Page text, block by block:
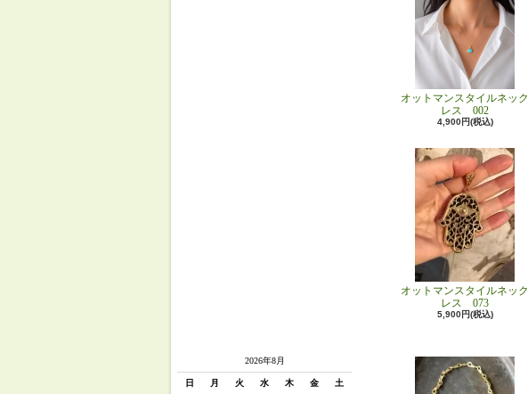
2026年8月
日 月 火 水 木 金 土
オットマンスタイルネック
レス 002
4,900円(税込)
オットマンスタイルネック
レス 073
5,900円(税込)